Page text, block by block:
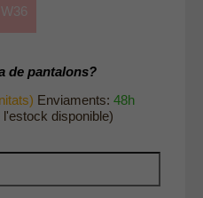
W36
de pantalons?
Enviaments: 48h
disponible)